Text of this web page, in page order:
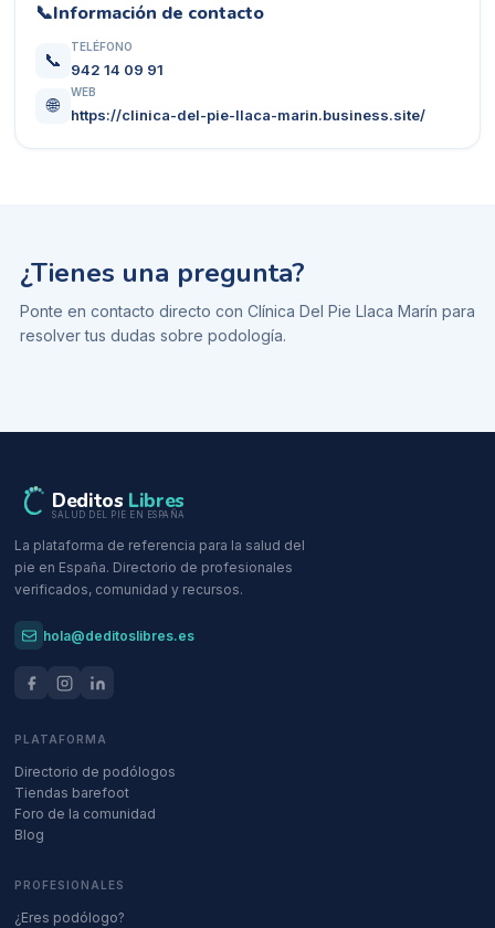
📞Información de contacto
📞
TELÉFONO
942 14 09 91
🌐
WEB
https://clinica-del-pie-llaca-marin.business.site/
¿Tienes una pregunta?
Ponte en contacto directo con Clínica Del Pie Llaca Marín para
resolver tus dudas sobre podología.
Deditos Libres
SALUD DEL PIE EN ESPAÑA
La plataforma de referencia para la salud del
pie en España. Directorio de profesionales
verificados, comunidad y recursos.
hola@deditoslibres.es
PLATAFORMA
Directorio de podólogos
Tiendas barefoot
Foro de la comunidad
Blog
PROFESIONALES
¿Eres podólogo?